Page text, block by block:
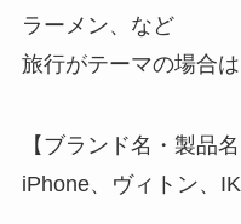
ラーメン、など
旅行がテーマの場合
【ブランド名・製品名
iPhone、ヴィトン、